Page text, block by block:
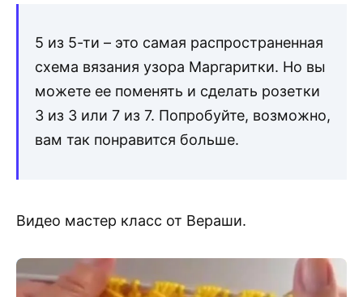
5 из 5-ти – это самая распространенная
схема вязания узора Маргаритки. Но вы
можете ее поменять и сделать розетки
3 из 3 или 7 из 7. Попробуйте, возможно,
вам так понравится больше.
Видео мастер класс от Вераши.